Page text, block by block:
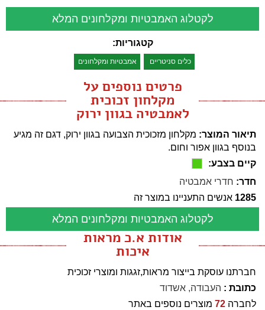
לקטלוג האמבטיות ומקלחונים המלא
קטגוריות:
כלים סניטריים אמבטיות ומקלחונים
פרטים נוספים על
מקלחון זכוכית
לאמבטיה בגוון ירוק
תיאור המוצר: מקלחון מזכוכית הצבועה בגוון ירוק, דגם זה מגיע
בנוסף בגוון אפור וחום.
קיים בצבע:
חדר: חדרי אמבטיה
1285 אנשים התעניינו במוצר זה
לקטלוג האמבטיות ומקלחונים המלא
אודות א.כ מראות
איכות
חברתנו עוסקת בייצור מראות,זגגות ומוצרי זכוכית
כתובת : העבודה, אשדוד
לחברה 72 מוצרים נוספים באתר